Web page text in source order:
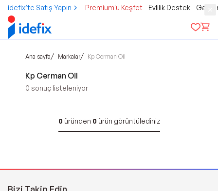
idefix’te Satış Yapın Premium'u Keşfet Evlilik Destek
Ana sayfa/ Markalar/ Kp Cerman Oil
Kp Cerman Oil
0 sonuç listeleniyor
0 üründen 0 ürün görüntülediniz